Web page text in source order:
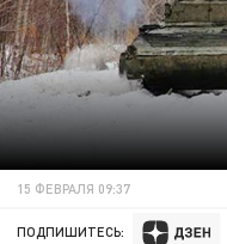
15 ФЕВРАЛЯ 09:37
ПОДПИШИТЕСЬ: